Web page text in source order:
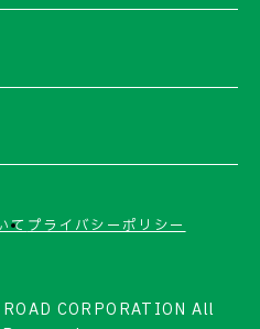
てプライバシーポリシー
CORPORATION All